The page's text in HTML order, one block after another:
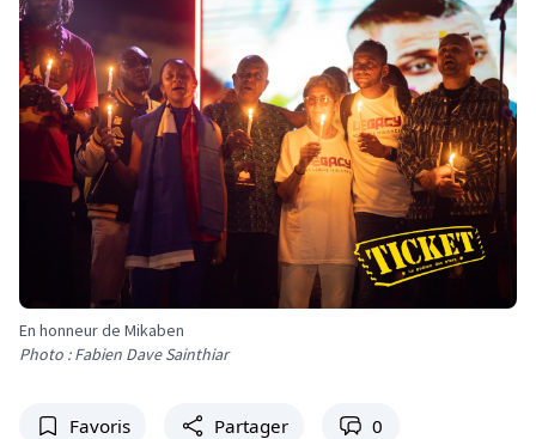
En honneur de Mikaben
Photo : Fabien Dave Sainthiar
Favoris Partager 0